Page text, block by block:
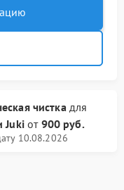
чисткадля
Jukiот 900 руб.
10.08.2026